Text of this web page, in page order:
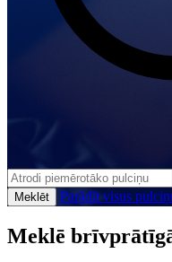
Meklēt Parādīt visus
Meklē